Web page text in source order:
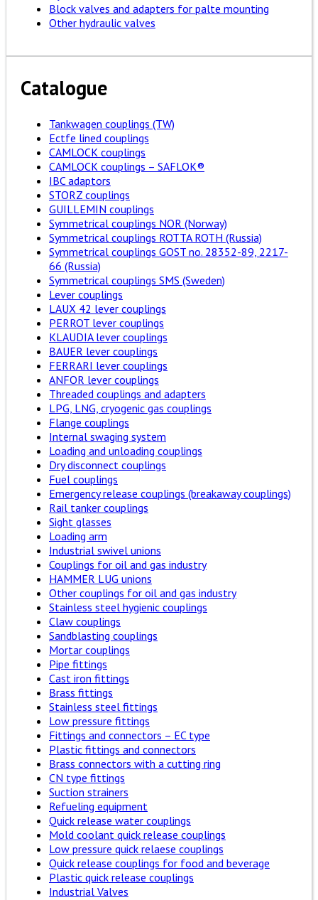
Block valves and adapters for palte mounting
Other hydraulic valves
Catalogue
Tankwagen couplings (TW)
Ectfe lined couplings
CAMLOCK couplings
CAMLOCK couplings – SAFLOK®
IBC adaptors
STORZ couplings
GUILLEMIN couplings
Symmetrical couplings NOR (Norway)
Symmetrical couplings ROTTA ROTH (Russia)
Symmetrical couplings GOST no. 28352-89, 2217-
66 (Russia)
Symmetrical couplings SMS (Sweden)
Lever couplings
LAUX 42 lever couplings
PERROT lever couplings
KLAUDIA lever couplings
BAUER lever couplings
FERRARI lever couplings
ANFOR lever couplings
Threaded couplings and adapters
LPG, LNG, cryogenic gas couplings
Flange couplings
Internal swaging system
Loading and unloading couplings
Dry disconnect couplings
Fuel couplings
Emergency release couplings (breakaway couplings)
Rail tanker couplings
Sight glasses
Loading arm
Industrial swivel unions
Couplings for oil and gas industry
HAMMER LUG unions
Other couplings for oil and gas industry
Stainless steel hygienic couplings
Claw couplings
Sandblasting couplings
Mortar couplings
Pipe fittings
Cast iron fittings
Brass fittings
Stainless steel fittings
Low pressure fittings
Fittings and connectors – EC type
Plastic fittings and connectors
Brass connectors with a cutting ring
CN type fittings
Suction strainers
Refueling equipment
Quick release water couplings
Mold coolant quick release couplings
Low pressure quick relaese couplings
Quick release couplings for food and beverage
Plastic quick release couplings
Industrial Valves